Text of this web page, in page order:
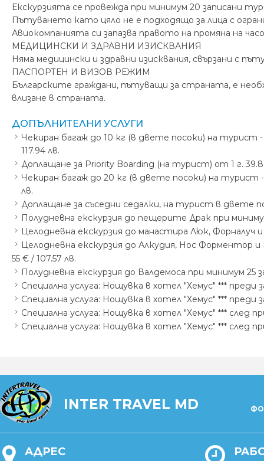
Екскурзията се провежда при минимум 20 записани
Пътуването като цяло не е подходящо за лица с
Авиокомпанията си запазва правото на промяна на
МЕДИЦИНСКИ И ЗДРАВНИ ИЗИСКВАНИЯ
Няма медицински и здравни изисквания, свързани с
ПАСПОРТЕН И ВИЗОВ РЕЖИМ
Българските граждани, пътуващи за страната, е
влизане в страната.
ДОПЪЛНИТЕЛНИ УСЛУГИ
Чекиран багаж до 10 кг (в двете посоки) на турист
117.94 лв.
Доплащане за Priority Boarding (на турист) от 1 г.
Чекиран багаж до 20 кг (в двете посоки) на турист
лв.
Доплащане за съседни седалки, на турист в двете
Полудневна екскурзия до пещерите Драк при
Целодневна екскурзия до манастира Люк, Форналуч
Целодневна екскурзия до Алкудия, Нос Форментор
55 € / 107.57 лв.
Полудневна екскурзия до Валдемоса при минимум 25
Специална услуга: Нощувка в хотел "Хемус" ***
Специална услуга: Нощувка в хотел "Хемус" ***
Специална услуга: Нощувка в хотел "Хемус" *** след
Специална услуга: Нощувка в хотел "Хемус" *** след
INTER TRAVEL MD
АДРЕС